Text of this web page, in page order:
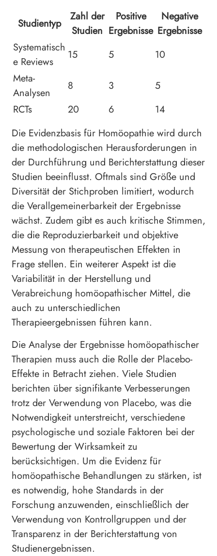
Studientyp
Zahl der
Studien
Positive
Ergebnisse
Negative
Ergebnisse
Systematisch
e Reviews
15 5
10
Meta-
Analysen
8 3
5
RCTs
20 6
14
Die Evidenzbasis für Homöopathie wird durch
die methodologischen Herausforderungen in
der Durchführung und Berichterstattung dieser
Studien beeinflusst. Oftmals sind Größe und
Diversität der Stichproben limitiert, wodurch
die Verallgemeinerbarkeit der Ergebnisse
wächst. Zudem gibt es auch kritische Stimmen,
die die Reproduzierbarkeit und objektive
Messung von therapeutischen Effekten in
Frage stellen. Ein weiterer Aspekt ist die
Variabilität in der Herstellung und
Verabreichung homöopathischer Mittel, die
auch zu unterschiedlichen
Therapieergebnissen führen kann.
Die Analyse der Ergebnisse homöopathischer
Therapien muss auch die Rolle der Placebo-
Effekte in Betracht ziehen. Viele Studien
berichten über signifikante Verbesserungen
trotz der Verwendung von Placebo, was die
Notwendigkeit unterstreicht, verschiedene
psychologische und soziale Faktoren bei der
Bewertung der Wirksamkeit zu
berücksichtigen. Um die Evidenz für
homöopathische Behandlungen zu stärken, ist
es notwendig, hohe Standards in der
Forschung anzuwenden, einschließlich der
Verwendung von Kontrollgruppen und der
Transparenz in der Berichterstattung von
Studienergebnissen.